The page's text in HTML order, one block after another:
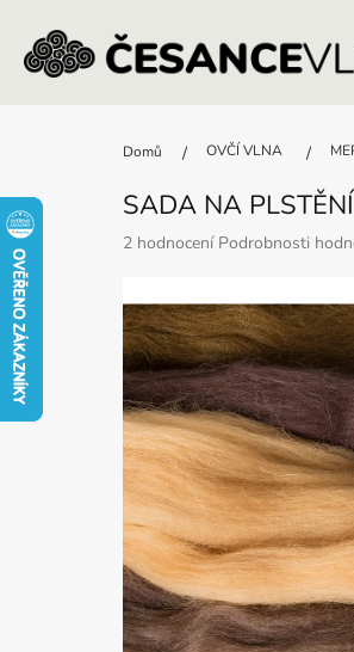
Domů OVČÍ VLNA
SADA NA
Průměrné
je
5,0
z
5
hvězdiček.
2 hodnocení Podrobnosti